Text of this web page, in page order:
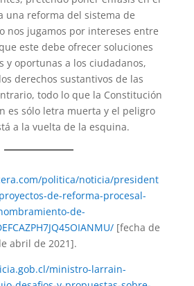
una reforma del sistema de
nos jugamos por intereses entre
este debe ofrecer soluciones
y oportunas a los ciudadanos,
derechos sustantivos de las
todo lo que la Constitución
es sólo letra muerta y el peligro
a la vuelta de la esquina.
politica/noticia/president
de-reforma-procesal-
de-
[fecha de
abril de 2021].
ministro-larrain-